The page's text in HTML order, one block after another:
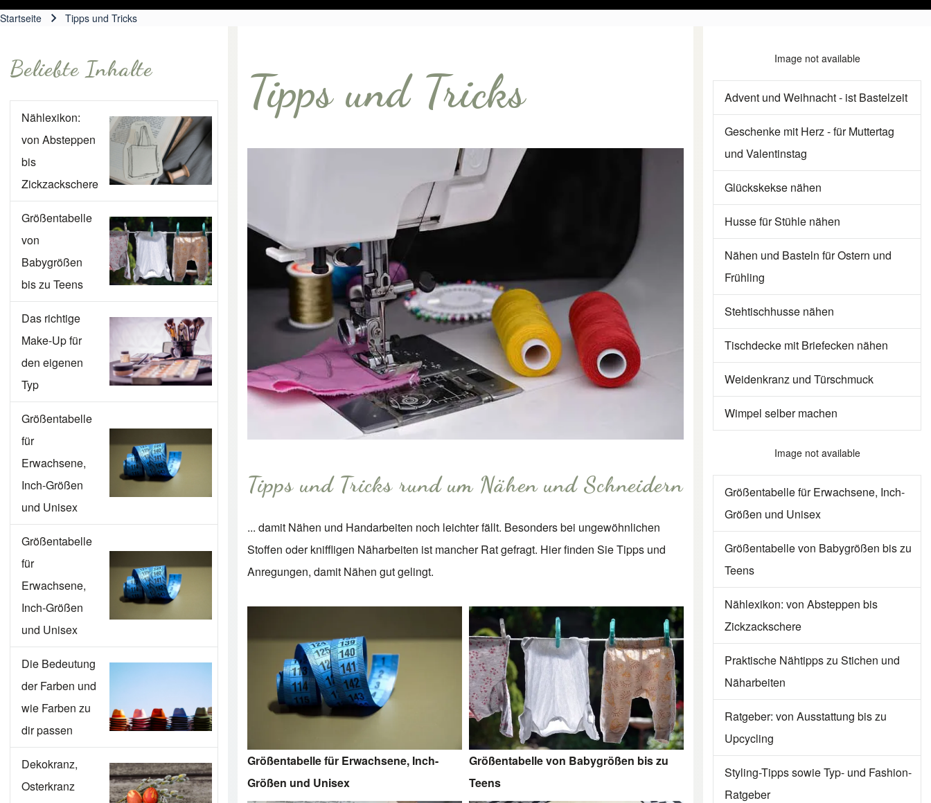
Startseite Tipps und Tricks
Beliebte Inhalte
Nählexikon:
von Absteppen
bis
Zickzackschere
Größentabelle
von
Babygrößen
bis zu Teens
Das richtige
Make-Up für
den eigenen
Typ
Größentabelle
für
Erwachsene,
Inch-Größen
und Unisex
Größentabelle
für
Erwachsene,
Inch-Größen
und Unisex
Die Bedeutung
der Farben und
wie Farben zu
dir passen
Dekokranz,
Osterkranz
Tipps und Tricks
Tipps und Tricks rund um Nähen und Schneidern
... damit Nähen und Handarbeiten noch leichter fällt. Besonders bei ungewöhnlichen
Stoffen oder kniffligen Näharbeiten ist mancher Rat gefragt. Hier finden Sie Tipps und
Anregungen, damit Nähen gut gelingt.
Größentabelle für Erwachsene, Inch-
Größen und Unisex
Größentabelle von Babygrößen bis zu
Teens
Image not available
Advent und Weihnacht - ist Bastelzeit
Geschenke mit Herz - für Muttertag
und Valentinstag
Glückskekse nähen
Husse für Stühle nähen
Nähen und Basteln für Ostern und
Frühling
Stehtischhusse nähen
Tischdecke mit Briefecken nähen
Weidenkranz und Türschmuck
Wimpel selber machen
Image not available
Größentabelle für Erwachsene, Inch-
Größen und Unisex
Größentabelle von Babygrößen bis zu
Teens
Nählexikon: von Absteppen bis
Zickzackschere
Praktische Nähtipps zu Stichen und
Näharbeiten
Ratgeber: von Ausstattung bis zu
Upcycling
Styling-Tipps sowie Typ- und Fashion-
Ratgeber